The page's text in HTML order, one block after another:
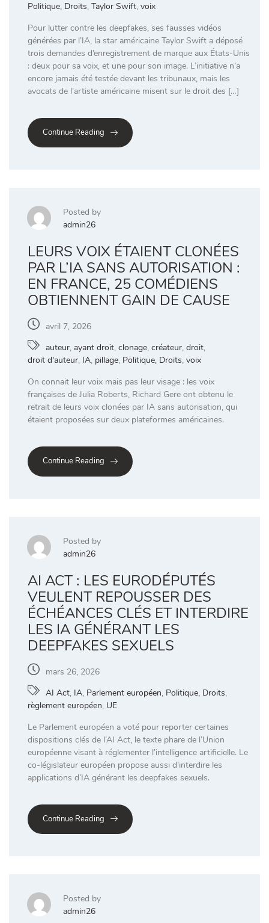
Politique, Droits, Taylor Swift, voix
Pour lutter contre les deepfakes, ses fausses vidéos
générées par l’IA, la star américaine Taylor Swift a déposé
trois demandes d’enregistrement de marque aux États-Unis
: deux pour sa voix, et une pour son image. L’initiative n’a
encore jamais été testée devant les tribunaux, mais les
avocats de l’artiste américaine misent sur le droit des […]
Continue Reading
Posted by
admin26
LEURS VOIX ÉTAIENT CLONÉES
PAR L’IA SANS AUTORISATION :
EN FRANCE, 25 COMÉDIENS
OBTIENNENT GAIN DE CAUSE
avril 7, 2026
auteur, ayant droit, clonage, créateur, droit,
droit d'auteur, IA, pillage, Politique, Droits, voix
On connait leur voix mais pas leur visage : les voix
françaises de Julia Roberts, Richard Gere ont obtenu le
retrait de leurs voix clonées par IA sans autorisation, qui
étaient proposées sur deux plateformes américaines.
Continue Reading
Posted by
admin26
AI ACT : LES EURODÉPUTÉS
VEULENT REPOUSSER DES
ÉCHÉANCES CLÉS ET INTERDIRE
LES IA GÉNÉRANT LES
DEEPFAKES SEXUELS
mars 26, 2026
AI Act, IA, Parlement européen, Politique, Droits,
règlement européen, UE
Le Parlement européen a voté pour reporter certaines
dispositions clés de l’AI Act, le texte phare de l’Union
européenne visant à réglementer l’intelligence artificielle. Le
co-législateur européen propose aussi d’interdire les
applications d’IA générant les deepfakes sexuels.
Continue Reading
Posted by
admin26